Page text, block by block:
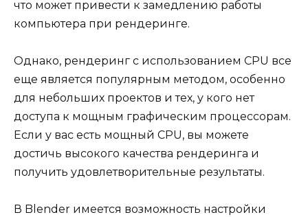
что может привести к замедлению работы
компьютера при рендеринге.
Однако, рендеринг с использованием CPU все
еще является популярным методом, особенно
для небольших проектов и тех, у кого нет
доступа к мощным графическим процессорам.
Если у вас есть мощный CPU, вы можете
достичь высокого качества рендеринга и
получить удовлетворительные результаты.
В Blender имеется возможность настройки